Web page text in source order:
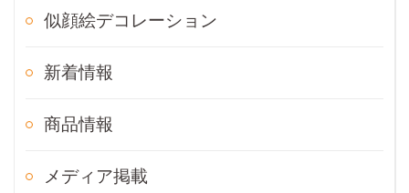
似顔絵デコレーション
新着情報
商品情報
メディア掲載